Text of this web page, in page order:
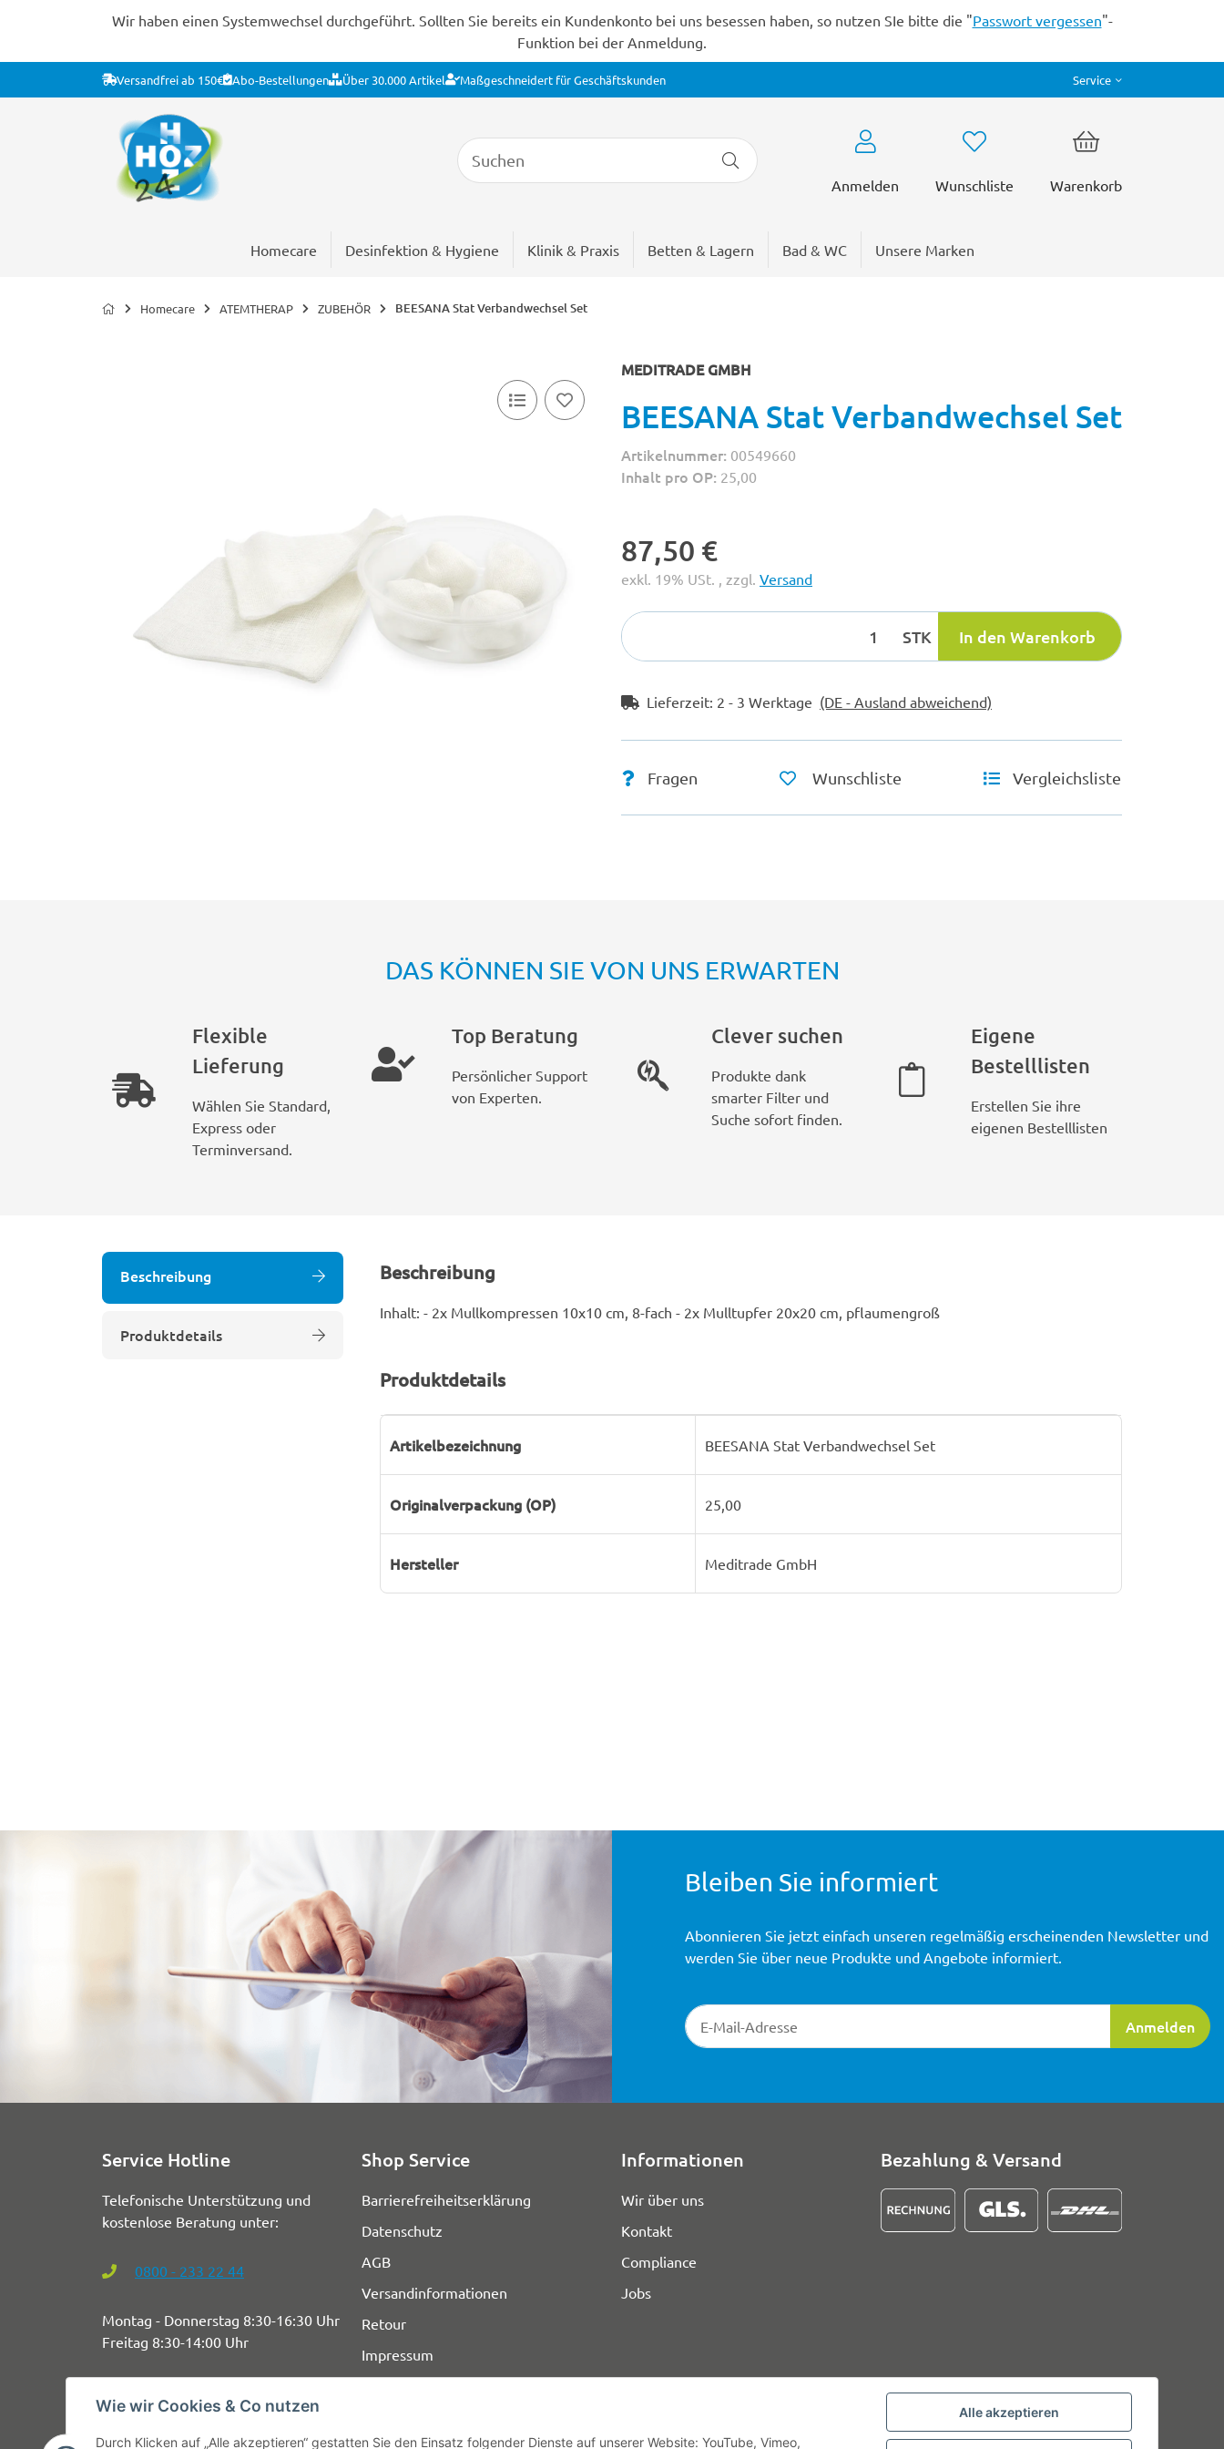
Alle akzeptieren
Wie wir Cookies & Co nutzen
Durch Klicken auf „Alle akzeptieren“ gestatten Sie den Einsatz folgender Dienste auf unserer Website: YouTube, Vimeo,
Wir haben einen Systemwechsel durchgeführt. Sollten Sie bereits ein Kundenkonto bei uns besessen haben, so nutzen SIe bitte die "Passwort vergessen"-
Funktion bei der Anmeldung.
Versandfrei ab 150€ Abo-Bestellungen Über 30.000 Artikel Maßgeschneidert für Geschäftskunden Service
Anmelden Wunschliste Warenkorb
Homecare Desinfektion & Hygiene Klinik & Praxis Betten & Lagern Bad & WC Unsere Marken
Homecare ATEMTHERAP ZUBEHÖR BEESANA Stat Verbandwechsel Set
MEDITRADE GMBH
BEESANA Stat Verbandwechsel Set
Artikelnummer: 00549660
Inhalt pro OP: 25,00
87,50 €
exkl. 19% USt. , zzgl. Versand
STK In den Warenkorb
Lieferzeit: 2 - 3 Werktage (DE - Ausland abweichend)
Fragen Wunschliste Vergleichsliste
DAS KÖNNEN SIE VON UNS ERWARTEN
Flexible
Lieferung
Wählen Sie Standard,
Express oder
Terminversand.
Top Beratung
Persönlicher Support
von Experten.
Clever suchen
Produkte dank
smarter Filter und
Suche sofort finden.
Eigene
Bestelllisten
Erstellen Sie ihre
eigenen Bestelllisten
Beschreibung
Produktdetails
Beschreibung
Inhalt: - 2x Mullkompressen 10x10 cm, 8-fach - 2x Mulltupfer 20x20 cm, pflaumengroß
Produktdetails
Artikelbezeichnung BEESANA Stat Verbandwechsel Set
Originalverpackung (OP) 25,00
Hersteller Meditrade GmbH
Bleiben Sie informiert
Newsletter-Registrierung
Anmelden
Abonnieren Sie jetzt einfach unseren regelmäßig erscheinenden Newsletter und
werden Sie über neue Produkte und Angebote informiert.
Service Hotline
Telefonische Unterstützung und
kostenlose Beratung unter:
0800 - 233 22 44
Montag - Donnerstag 8:30-16:30 Uhr
Freitag 8:30-14:00 Uhr
Shop Service
Barrierefreiheitserklärung
Datenschutz
AGB
Versandinformationen
Retour
Impressum
Informationen
Wir über uns
Kontakt
Compliance
Jobs
Bezahlung & Versand